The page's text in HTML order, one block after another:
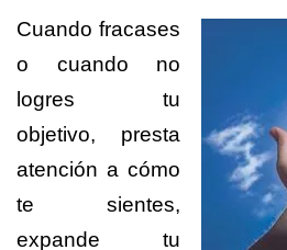
Cuando fracases
o cuando no
logres tu
objetivo, presta
atención a cómo
te sientes,
expande tu